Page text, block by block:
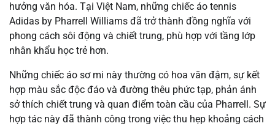
hưởng văn hóa. Tại Việt Nam, những chiếc áo tennis
Adidas by Pharrell Williams đã trở thành đồng nghĩa với
phong cách sôi động và chiết trung, phù hợp với tầng lớp
nhân khẩu học trẻ hơn.
Những chiếc áo sơ mi này thường có hoa văn đậm, sự kết
hợp màu sắc độc đáo và đường thêu phức tạp, phản ánh
sở thích chiết trung và quan điểm toàn cầu của Pharrell. Sự
hợp tác này đã thành công trong việc thu hẹp khoảng cách